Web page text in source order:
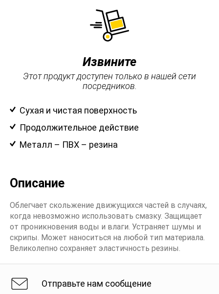
Извините
Этот продукт доступен только в нашей сети
посредников.
Сухая и чистая поверхность
Продолжительное действие
Металл – ПВХ – резина
Описание
Облегчает скольжение движущихся частей в случаях,
когда невозможно использовать смазку. Защищает
от проникновения воды и влаги. Устраняет шумы и
скрипы. Может наноситься на любой тип материала.
Великолепно сохраняет эластичность резины.
Отправьте нам сообщение